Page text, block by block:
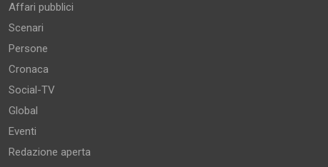
Affari pubblici
Scenari
Persone
Cronaca
Social-TV
Global
Eventi
Redazione aperta